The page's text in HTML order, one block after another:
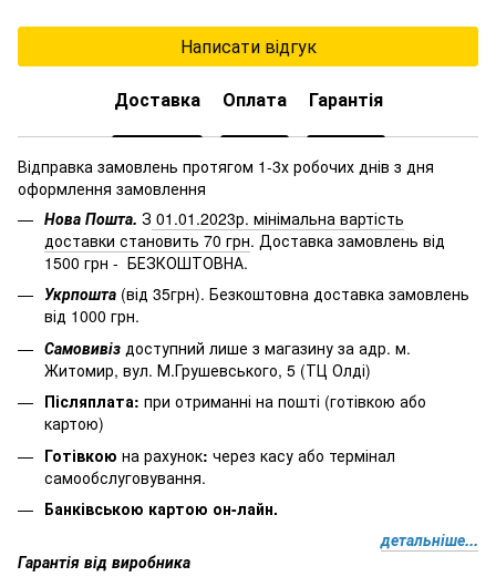
Написати відгук
Доставка Оплата Гарантія
Відправка замовлень протягом 1-3х робочих днів з дня
оформлення замовлення
Нова Пошта. З 01.01.2023р. мінімальна вартість
доставки становить 70 грн. Доставка замовлень від
1500 грн - БЕЗКОШТОВНА.
Укрпошта (від 35грн). Безкоштовна доставка замовлень
від 1000 грн.
Самовивіз доступний лише з магазину за адр. м.
Житомир, вул. М.Грушевського, 5 (ТЦ Олді)
Післяплата: при отриманні на пошті (готівкою або
картою)
Готівкою на рахунок: через касу або термінал
самообслуговування.
Банківською картою он-лайн.
детальніше...
Гарантія від виробника